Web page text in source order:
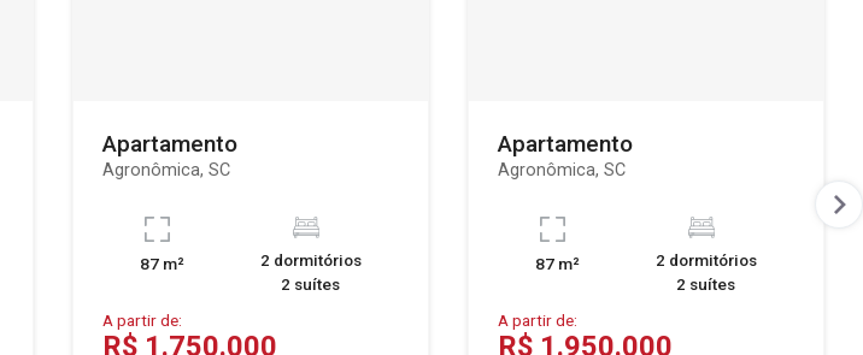
Apartamento
Agronômica, SC
87 m²
2 dormitórios
2 suítes
A partir de:
R$ 1.750.000
Apartamento
Agronômica, SC
87 m²
2 dormitórios
2 suítes
A partir de:
R$ 1.950.000